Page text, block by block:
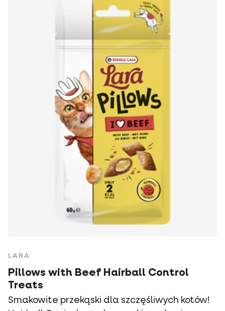
LARA
Pillows with Beef Hairball Control
Treats
Smakowite przekąski dla szczęśliwych kotów!